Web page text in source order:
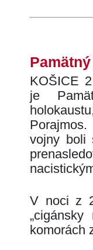
KOŠICE
je
vojny boli
V noci z
komorách